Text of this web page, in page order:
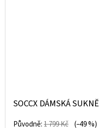
SOCCX DÁMSKÁ SUKNĚ
Původně:1 799 Kč (–49 %)